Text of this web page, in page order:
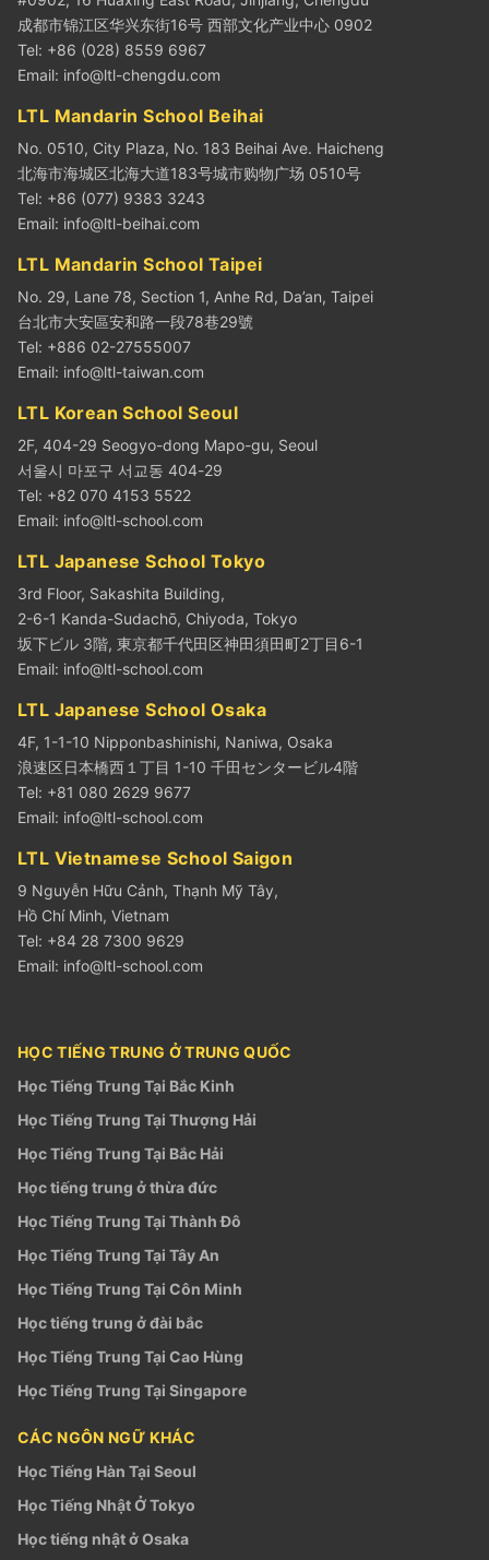
成都市锦江区华兴东街16号 西部文化产业中心 0902
Tel: +86 (028) 8559 6967
Email: info@ltl-chengdu.com
LTL Mandarin School Beihai
No. 0510, City Plaza, No. 183 Beihai Ave. Haicheng
北海市海城区北海大道183号城市购物广场 0510号
Tel: +86 (077) 9383 3243
Email: info@ltl-beihai.com
LTL Mandarin School Taipei
No. 29, Lane 78, Section 1, Anhe Rd, Da’an, Taipei
台北市大安區安和路一段78巷29號
Tel: +886 02-27555007
Email: info@ltl-taiwan.com
LTL Korean School Seoul
2F, 404-29 Seogyo-dong Mapo-gu, Seoul
서울시 마포구 서교동 404-29
Tel: +82 070 4153 5522
Email: info@ltl-school.com
LTL Japanese School Tokyo
3rd Floor, Sakashita Building,
2-6-1 Kanda-Sudachō, Chiyoda, Tokyo
坂下ビル 3階, 東京都千代田区神田須田町2丁目6-1
Email: info@ltl-school.com
LTL Japanese School Osaka
4F, 1-1-10 Nipponbashinishi, Naniwa, Osaka
浪速区日本橋西１丁目 1-10 千田センタービル4階
Tel: +81 080 2629 9677
Email: info@ltl-school.com
LTL Vietnamese School Saigon
9 Nguyễn Hữu Cảnh, Thạnh Mỹ Tây,
Hồ Chí Minh, Vietnam
Tel: +84 28 7300 9629
Email: info@ltl-school.com
HỌC TIẾNG TRUNG Ở TRUNG QUỐC
Học Tiếng Trung Tại Bắc Kinh
Học Tiếng Trung Tại Thượng Hải
Học Tiếng Trung Tại Bắc Hải
Học tiếng trung ở thừa đức
Học Tiếng Trung Tại Thành Đô
Học Tiếng Trung Tại Tây An
Học Tiếng Trung Tại Côn Minh
Học tiếng trung ở đài bắc
Học Tiếng Trung Tại Cao Hùng
Học Tiếng Trung Tại Singapore
CÁC NGÔN NGỮ KHÁC
Học Tiếng Hàn Tại Seoul
Học Tiếng Nhật Ở Tokyo
Học tiếng nhật ở Osaka